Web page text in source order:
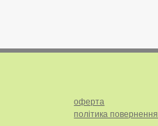
оферта
політика повернення